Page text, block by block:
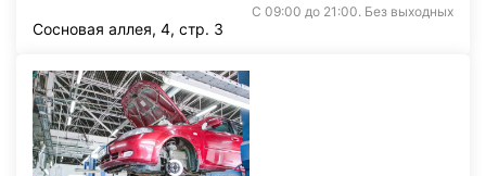
С 09:00 до 21:00. Без выходных
Сосновая аллея, 4, стр. 3